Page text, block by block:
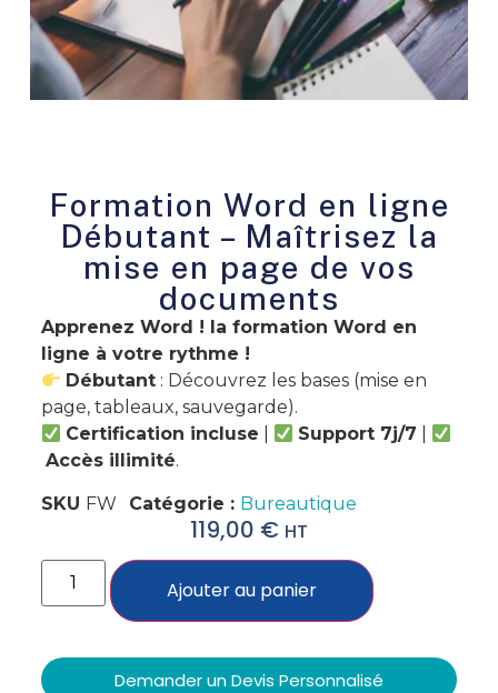
Formation Word en ligne
Débutant – Maîtrisez la
mise en page de vos
documents
Apprenez Word ! la formation Word en
ligne à votre rythme !
Débutant : Découvrez les bases (mise en
page, tableaux, sauvegarde).
Certification incluse
Support 7j/7
Accès illimité.
SKU FW Catégorie : Bureautique
119,00 € HT
Ajouter au panier
Demander un Devis Personnalisé